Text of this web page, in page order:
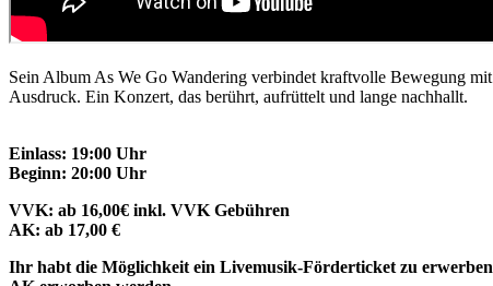
Sein Album As We Go Wandering verbindet kraftvolle Bewegung
Ausdruck. Ein Konzert, das berührt, aufrüttelt und lange nachhallt.
Einlass: 19:00 Uhr
Beginn: 20:00 Uhr
VVK: ab 16,00€ inkl. VVK Gebühren
AK: ab 17,00 €
Ihr habt die Möglichkeit ein Livemusik-Förderticket zu